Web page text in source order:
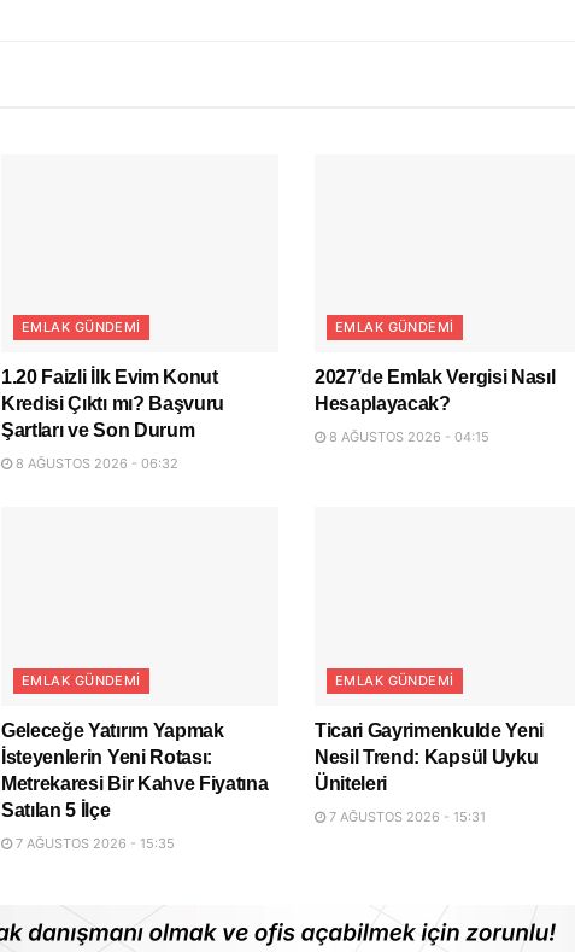
EMLAK GÜNDEMI
1.20 Faizli İlk Evim Konut
Kredisi Çıktı mı? Başvuru
Şartları ve Son Durum
8 AĞUSTOS 2026 - 06:32
EMLAK GÜNDEMI
2027’de Emlak Vergisi Nasıl
Hesaplayacak?
8 AĞUSTOS 2026 - 04:15
EMLAK GÜNDEMI
Geleceğe Yatırım Yapmak
İsteyenlerin Yeni Rotası:
Metrekaresi Bir Kahve Fiyatına
Satılan 5 İlçe
7 AĞUSTOS 2026 - 15:35
EMLAK GÜNDEMI
Ticari Gayrimenkulde Yeni
Nesil Trend: Kapsül Uyku
Üniteleri
7 AĞUSTOS 2026 - 15:31